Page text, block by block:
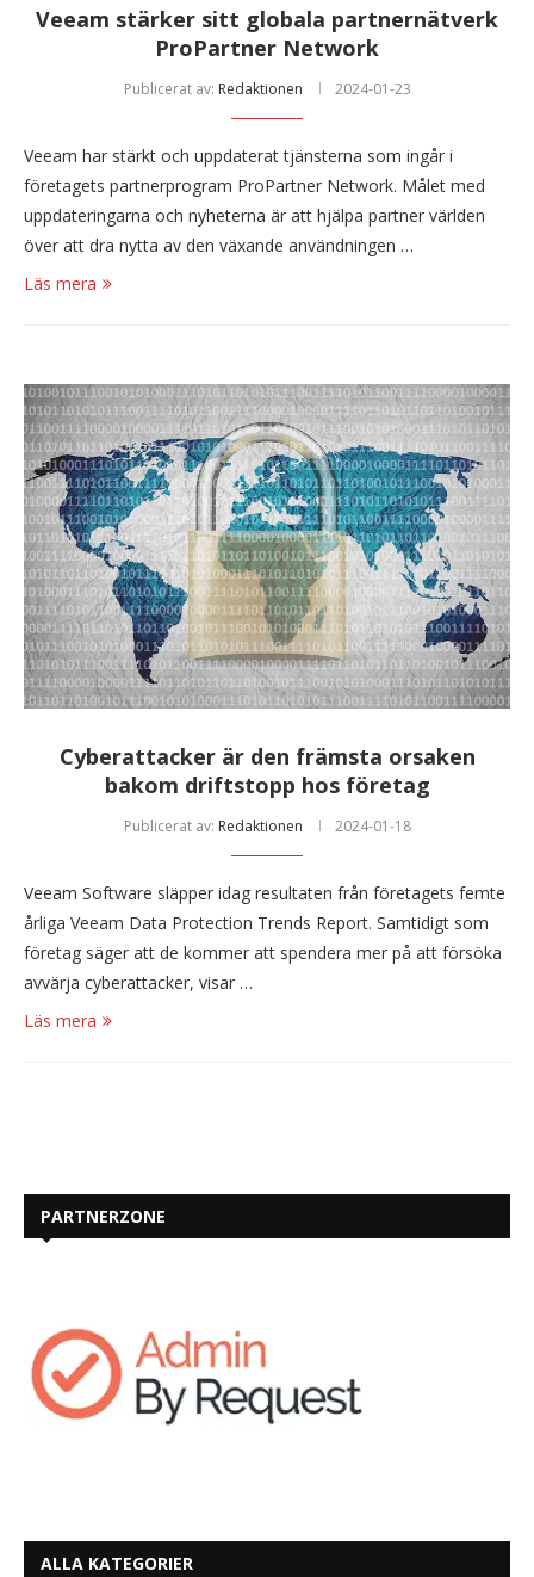
Veeam stärker sitt globala partnernätverk
ProPartner Network
Publicerat av: Redaktionen 2024-01-23
Veeam har stärkt och uppdaterat tjänsterna som ingår i
företagets partnerprogram ProPartner Network. Målet med
uppdateringarna och nyheterna är att hjälpa partner världen
över att dra nytta av den växande användningen …
Läs mera
Cyberattacker är den främsta orsaken
bakom driftstopp hos företag
Publicerat av: Redaktionen 2024-01-18
Veeam Software släpper idag resultaten från företagets femte
årliga Veeam Data Protection Trends Report. Samtidigt som
företag säger att de kommer att spendera mer på att försöka
avvärja cyberattacker, visar …
Läs mera
PARTNERZONE
ALLA KATEGORIER